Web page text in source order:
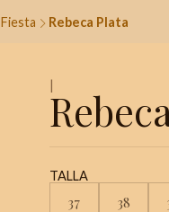
Fiesta Rebeca Plata
|
TALLA
37 38